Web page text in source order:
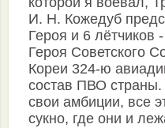
И. Н. Кожедуб
Героя и 6 лётчиков
Героя Советского
Кореи 324-ю
состав ПВО
свои амбиции, все
сукно, где они и